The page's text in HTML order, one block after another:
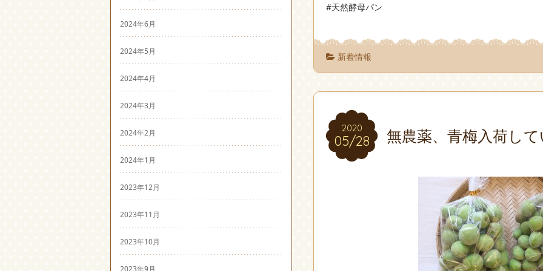
#天然酵母パン
新着情報
2020
05/28
2020
05/28 無農薬、青梅入荷し
2024年6月
2024年5月
2024年4月
2024年3月
2024年2月
2024年1月
2023年12月
2023年11月
2023年10月
2023年9月